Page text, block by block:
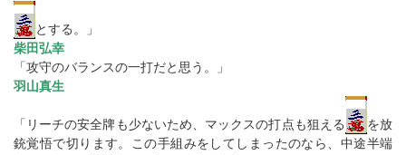
とする。」
柴田弘幸
「攻守のバランスの一打だと思う。」
羽山真生
「リーチの安全牌も少ないため、マックスの打点も狙える
を放
銃覚悟で切ります。この手組みをしてしまったのなら、中途半端